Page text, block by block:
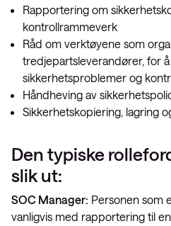
Rapportering om
kontrollrammeverk
Råd om verktøyene som
tredjepartsleverandører, for
sikkerhetsproblemer og
Håndheving av
Sikkerhetskopiering, lagring
Den typiske
slik ut:
SOC Manager: Personen som
vanligvis med rapportering til